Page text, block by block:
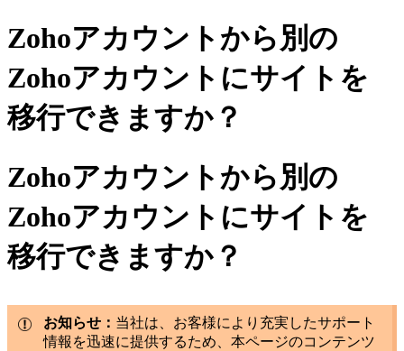
Zohoアカウントから別の
Zohoアカウントにサイトを
移行できますか？
Zohoアカウントから別の
Zohoアカウントにサイトを
移行できますか？
お知らせ： 当社は、お客様により充実したサポート
情報を迅速に提供するため、本ページのコンテンツ